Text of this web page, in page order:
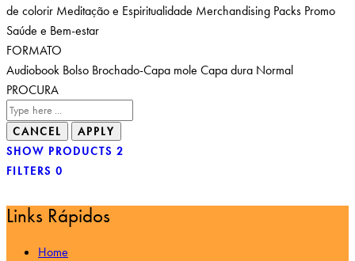
de colorir Meditação e Espiritualidade Merchandising Packs Promo
Saúde e Bem-estar
FORMATO
Audiobook Bolso Brochado-Capa mole Capa dura Normal
PROCURA
SHOW PRODUCTS 2
FILTERS 0
Links Rápidos
Home